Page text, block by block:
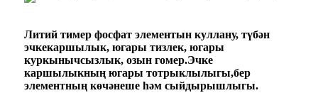
Литий тимер фосфат элементын куллану, түбән
эчкекаршылык, югары тизлек, югары
куркынычсызлык, озын гомер.Эчке
каршылыкның югары тотрыклылыгы,бер
элементның көчәнеше һәм сыйдырышлыгы.